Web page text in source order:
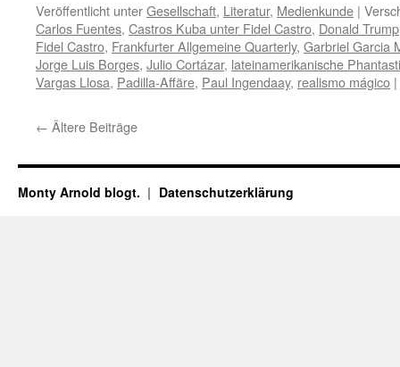
Veröffentlicht unterGesellschaft, Literatur, Medienkunde |
Carlos Fuentes, Castros Kuba unter Fidel Castro, Donald Trump
Fidel Castro, Frankfurter Allgemeine Quarterly, Garbriel Garcia
Jorge Luis Borges, Julio Cortázar, lateinamerikanische
Vargas Llosa, Padilla-Affäre, Paul Ingendaay, realismo mágico |
← Ältere Beiträge
Monty Arnold blogt. Datenschutz­erklärung